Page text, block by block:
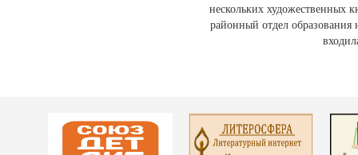
нескольких художественных
районный отдел